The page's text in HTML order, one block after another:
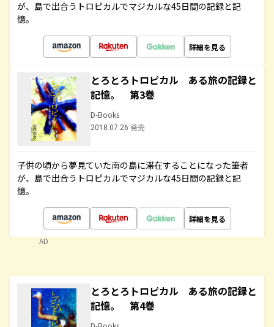
が、島で出合うトロピカルでマジカルな45日間の記録と記
憶。
詳細を見る
とろとろトロピカル ある旅の記録と
記憶。 第3巻
D-Books
2018.07.26 発売
子供の頃から夢見ていた南の島に滞在することになった筆者
が、島で出合うトロピカルでマジカルな45日間の記録と記
憶。
詳細を見る
AD
とろとろトロピカル ある旅の記録と
記憶。 第4巻